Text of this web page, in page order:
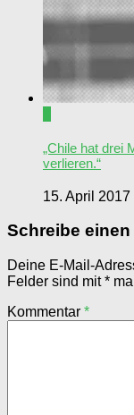
„Chile hat drei
verlieren.“
15. April 2017
Schreibe
Deine E-Mail-
Felder sind mit*
Kommentar *